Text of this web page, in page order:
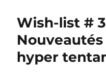
Wish-list #
hyper